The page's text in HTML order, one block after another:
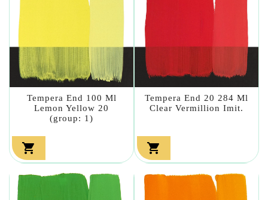
Tempera End 100 Ml
Lemon Yellow 20
(group: 1)

Tempera End 20 284 Ml
Clear Vermillion Imit.
